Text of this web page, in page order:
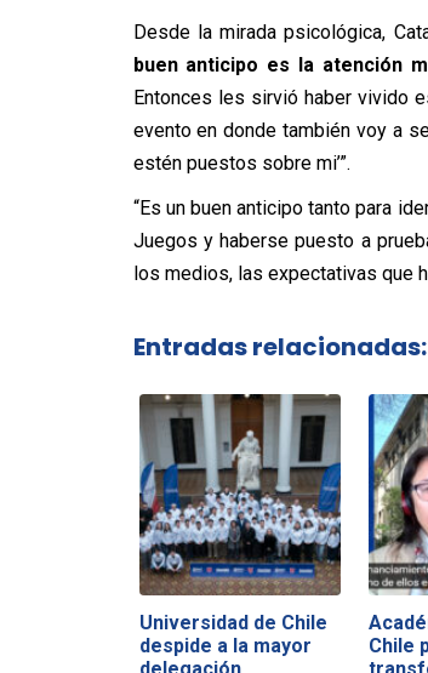
Desde la mirada psicológica,
buen anticipo es la atención
Entonces les sirvió haber vivido
evento en donde también voy a
estén puestos sobre mi’”.
“Es un buen anticipo tanto para
Juegos y haberse puesto a
los medios, las expectativas que
Entradas relacionadas:
Universidad de Chile
despide a la mayor
Chile